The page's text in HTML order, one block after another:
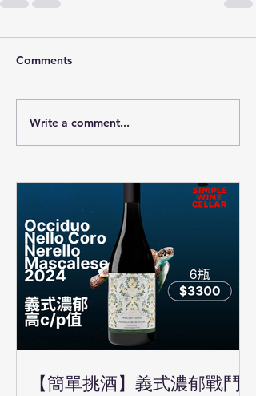
Comments
Write a comment...
【簡單挑酒】義式濃郁戰鬥